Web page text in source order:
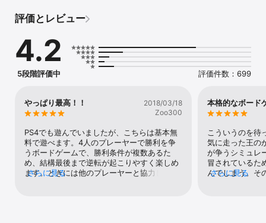
場所。罠や災いに満ち、盗賊があちこちに隠れており、あらゆる生
• 簡単にプレイできる、頭を使うゲーム：アルメロはすぐに遊べて
手軽に体験できますが、プレイするにつれて奥深さとスピーディー
な判断が求められるゲームです。好評のストーリーに基づくチュー
トリアルモードがあります。
らむ複雑な状況で判断が求められ、スピーディーな展開も楽しめま
す。
殊能力、ステータス特性、AI人格を持っており、自分のプレイスタ
イルに合ったアミュレットと印章リングを装備することができま
す。
• ダイナミックなサンドボックス：アルメロは、プレイごとに新た
な地図を自動生成する豪華かつダイナミックな世界で展開され、ゲ
評価とレビュー
4.2
5段階評価中 評価件数：699
やっぱり最高！！
2018/03/18
Zoo300
PS4でも遊んでいましたが、こちらは基本無
料で遊べます。4人のプレーヤーで勝利を争
うボードゲームで、勝利条件が複数あるた
め、結構最後まで逆転が起こりやすく楽しめ
ます。ときには他のプレーヤーと協力して勝
さらに見る
本格的なボード
こういうのを待
気に走った王の
が争うシミュレ
冒されているた
んでしまう。そ
さらに見る